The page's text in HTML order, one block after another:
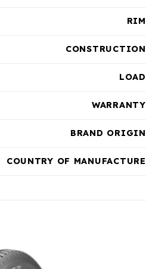
RIM
CONSTRUCTION
LOAD
WARRANTY
BRAND ORIGIN
COUNTRY OF MANUFACTURE